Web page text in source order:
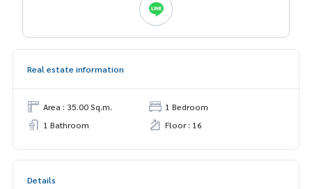
Real estate information
Area : 35.00 Sq.m.
1 Bedroom
1 Bathroom
Floor : 16
Details